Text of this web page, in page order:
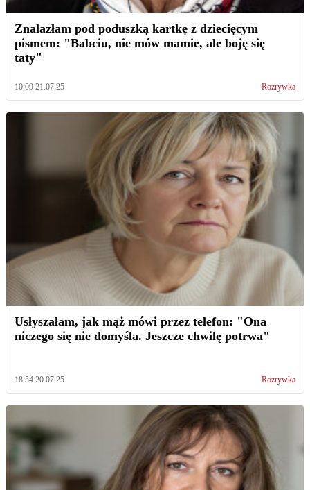
Znalazłam pod poduszką kartkę z dziecięcym
pismem: "Babciu, nie mów mamie, ale boję się
taty"
10:09 21.07.25 Rozrywka
Usłyszałam, jak mąż mówi przez telefon: "Ona
niczego się nie domyśla. Jeszcze chwilę potrwa"
18:54 20.07.25 Rozrywka